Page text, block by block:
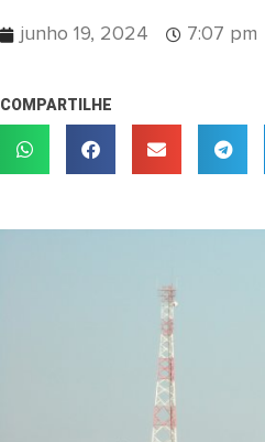
junho 19, 2024 7:07 pm
COMPARTILHE